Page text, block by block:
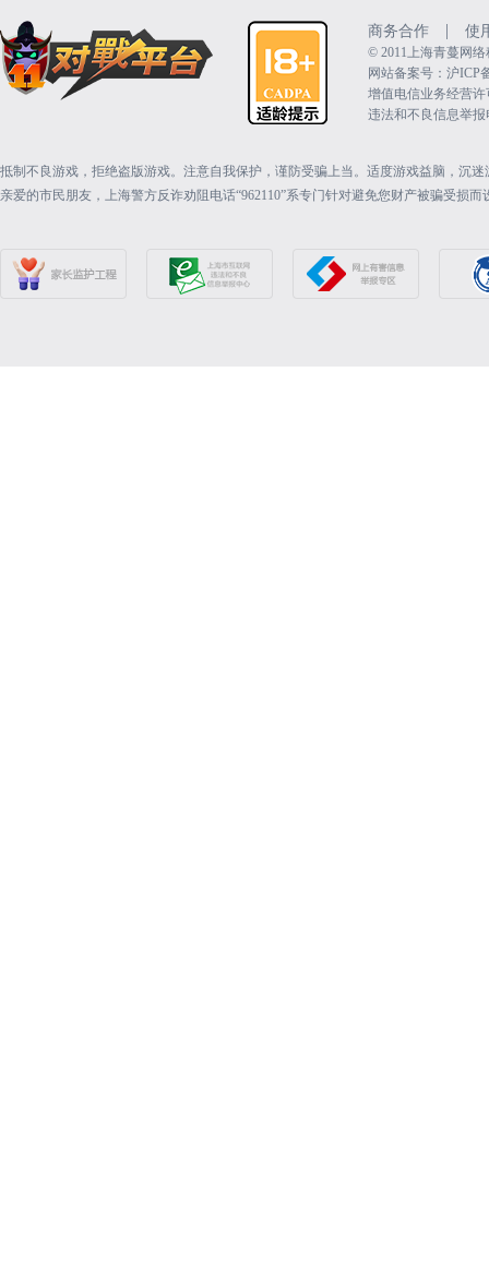
商务合作 | 使
©️ 2011上海青蔓网
网站备案号：沪ICP
增值电信业务经营许
违法和不良信息举报
抵制不良游戏，拒绝盗版游戏。注意自我保护，谨防受骗上当。适度游戏益脑，沉
亲爱的市民朋友，上海警方反诈劝阻电话“962110”系专门针对避免您财产被骗受损